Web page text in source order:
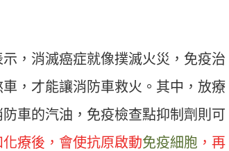
，消滅癌症就像撲滅火災，免疫治
，才能讓消防車救火。其中，放療
車的汽油，免疫檢查點抑制劑則可
療後，會使抗原啟動免疫細胞 ，再